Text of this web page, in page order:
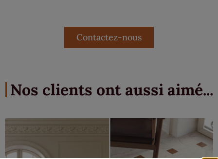
Contactez-nous
Nos clients ont aussi aimé...